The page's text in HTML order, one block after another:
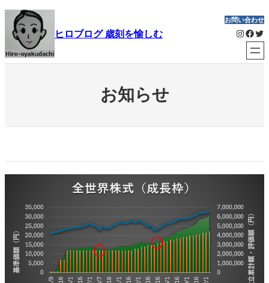
内
容
を
ス
ヒロブログ 歳刻を愉しむ
お問い合わせ
Instagram Facebook Twitter
お知らせ